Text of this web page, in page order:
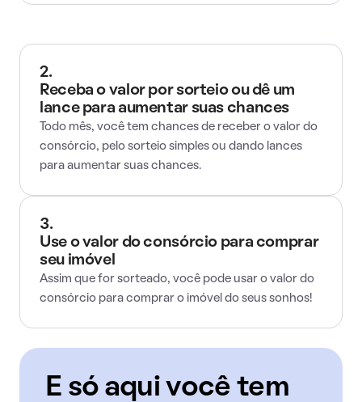
2.
Receba o valor por sorteio ou dê um
lance para aumentar suas chances
Todo mês, você tem chances de receber o valor do
consórcio, pelo sorteio simples ou dando lances
para aumentar suas chances.
3.
Use o valor do consórcio para comprar
seu imóvel
Assim que for sorteado, você pode usar o valor do
consórcio para comprar o imóvel do seus sonhos!
E só aqui você tem